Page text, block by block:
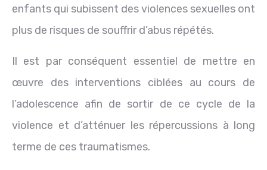
enfants qui subissent des violences sexuelles ont
plus de risques de souffrir d’abus répétés.
Il est par conséquent essentiel de mettre en
œuvre des interventions ciblées au cours de
l’adolescence afin de sortir de ce cycle de la
violence et d’atténuer les répercussions à long
terme de ces traumatismes.